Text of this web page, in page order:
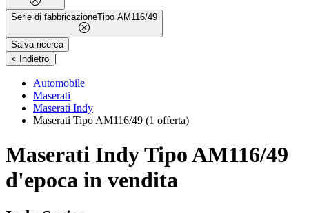
Serie di fabbricazioneTipo AM116/49
Salva ricerca
< Indietro |
Automobile
Maserati
Maserati Indy
Maserati Tipo AM116/49 (1 offerta)
Maserati Indy Tipo AM116/49
d'epoca in vendita